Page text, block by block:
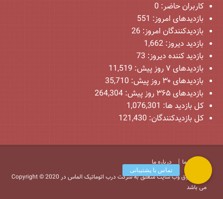
کاربران حاضر: 0
بازدیدهای امروز: 551
بازدیدکنندگان امروز:26
بازدید دیروز:1,662
بازدید کننده دیروز: 73
بازدیدهای ۷ روز پیش:
11,519
بازدیدهای ۳۰ روز پیش:
35,710
بازدیدهای ۳۶۵ روز پیش:
264,304
کل بازدید ها: 1,076,301
کل بازدیدکنند‌گان: 121,430
درباره ما
تماس با ما
Copyright © 2020 کلیه حقوق وب سایت متعلق به شرکت درب اتوماتیک الماس در
می باشد